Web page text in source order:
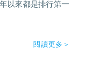
以來都是排行第一
閱讀更多＞